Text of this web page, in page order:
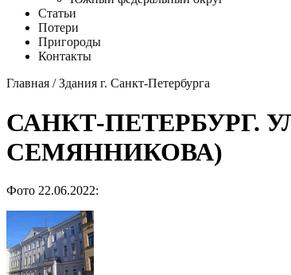
Статьи
Потери
Пригороды
Контакты
Главная /Здания г. Санкт-Петербурга
САНКТ-ПЕТЕРБУРГ.
СЕМЯННИКОВА)
Фото 22.06.2022: